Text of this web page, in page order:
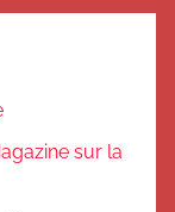
sur la